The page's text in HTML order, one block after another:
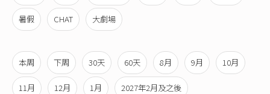
暑假 CHAT 大劇場
本周 下周 30天 60天 8月 9月 10月
11月 12月 1月 2027年2月及之後